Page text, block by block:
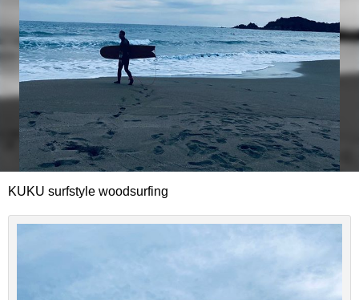
KUKU surfstyle woodsurfing